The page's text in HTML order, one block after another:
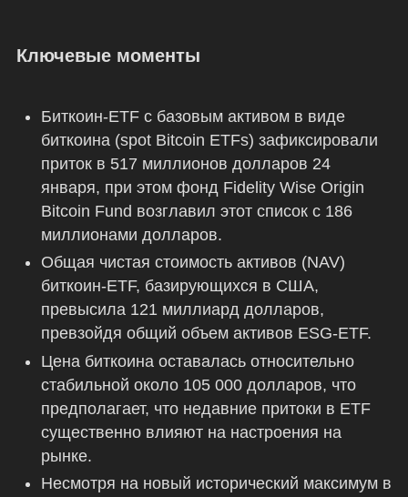
Ключевые моменты
Биткоин-ETF с базовым активом в виде
биткоина (spot Bitcoin ETFs) зафиксировали
приток в 517 миллионов долларов 24
января, при этом фонд Fidelity Wise Origin
Bitcoin Fund возглавил этот список с 186
миллионами долларов.
Общая чистая стоимость активов (NAV)
биткоин-ETF, базирующихся в США,
превысила 121 миллиард долларов,
превзойдя общий объем активов ESG-ETF.
Цена биткоина оставалась относительно
стабильной около 105 000 долларов, что
предполагает, что недавние притоки в ETF
существенно влияют на настроения на
рынке.
Несмотря на новый исторический максимум в